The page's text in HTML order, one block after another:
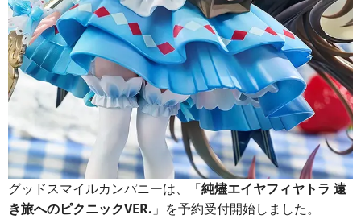
グッドスマイルカンパニーは、「純燼エイヤフィヤトラ 遠
き旅へのピクニックVER. 」を予約受付開始しました。